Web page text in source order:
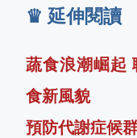
♛ 延伸閱讀
蔬食浪潮崛起
食新風貌
預防代謝症候